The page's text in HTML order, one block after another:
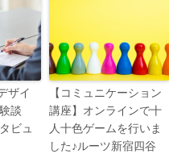
ザイ
談
ビュ
【コミュニケーション
講座】オンラインで十
人十色ゲームを行いま
した♪ルーツ新宿四谷